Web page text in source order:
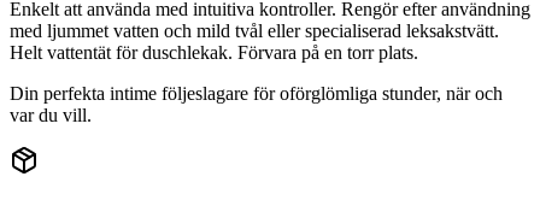
Enkelt att använda med intuitiva kontroller. Rengör efter användning
med ljummet vatten och mild tvål eller specialiserad leksakstvätt.
Helt vattentät för duschlekak. Förvara på en torr plats.
Din perfekta intime följeslagare för oförglömliga stunder, när och
var du vill.